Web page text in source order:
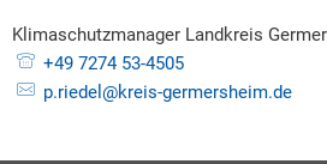
Klimaschutzmanager Landkreis
+49 7274 53-4505
p.riedel@kreis-germersheim.de